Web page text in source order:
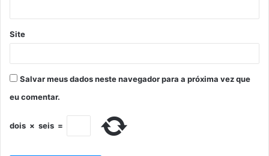
Site
Salvar meus dados neste navegador para a próxima vez que
eu comentar.
dois × seis =